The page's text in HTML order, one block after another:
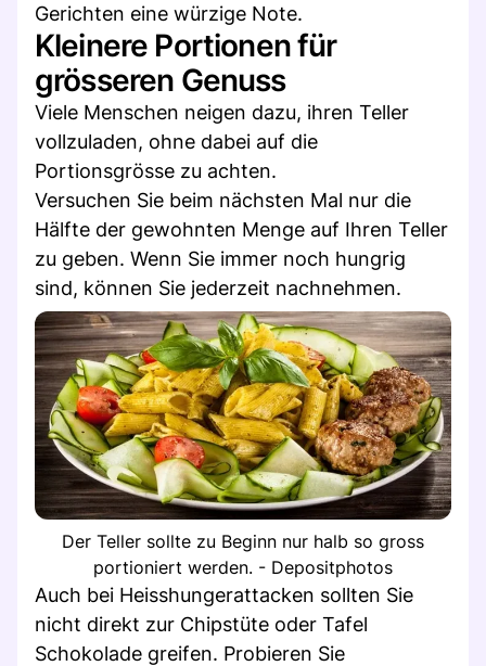
Gerichten eine würzige Note.
Kleinere Portionen für
grösseren Genuss
Viele Menschen neigen dazu, ihren Teller
vollzuladen, ohne dabei auf die
Portionsgrösse zu achten.
Versuchen Sie beim nächsten Mal nur die
Hälfte der gewohnten Menge auf Ihren Teller
zu geben. Wenn Sie immer noch hungrig
sind, können Sie jederzeit nachnehmen.
Der Teller sollte zu Beginn nur halb so gross
portioniert werden. - Depositphotos
Auch bei Heisshungerattacken sollten Sie
nicht direkt zur Chipstüte oder Tafel
Schokolade greifen. Probieren Sie